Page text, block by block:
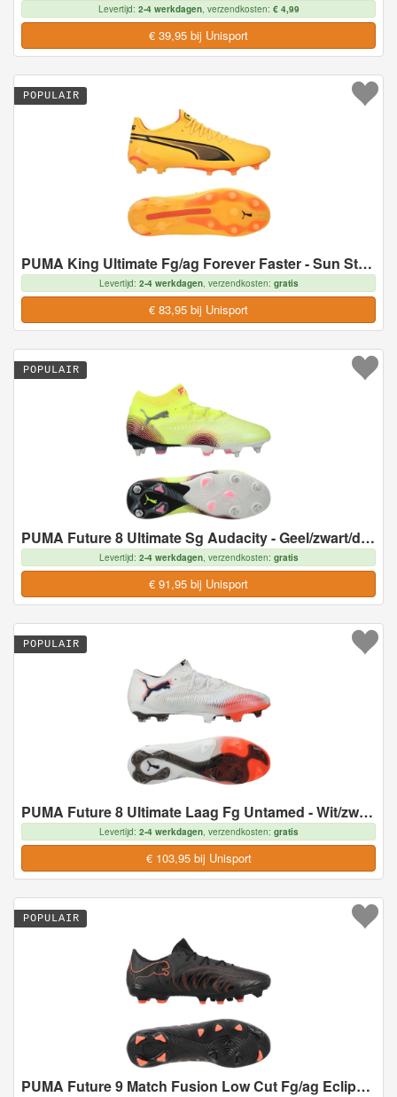
Levertijd: 2-4 werkdagen, verzendkosten: € 4,99
€ 39,95 bij Unisport
PUMA King Ultimate Fg/ag Forever Faster - Sun Stream/zwart/roze Dames, maat 37½
Levertijd: 2-4 werkdagen, verzendkosten: gratis
€ 83,95 bij Unisport
POPULAIR
PUMA Future 8 Ultimate Sg Audacity - Geel/zwart/door De Zon Getroffen - Soft Ground (Sg), maat 40
Levertijd: 2-4 werkdagen, verzendkosten: gratis
€ 91,95 bij Unisport
POPULAIR
PUMA Future 8 Ultimate Laag Fg Untamed - Wit/zwart/gloeiend Rood - Natuurgras (Fg), maat 41
Levertijd: 2-4 werkdagen, verzendkosten: gratis
€ 103,95 bij Unisport
POPULAIR
PUMA Future 9 Match Fusion Low Cut Fg/ag Eclipse - Zwart/gloeiend Rood/strong Gray, maat 44
POPULAIR